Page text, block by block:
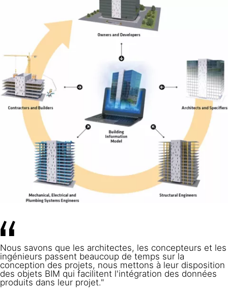
Nous savons que les architectes, les concepteurs et les
ingénieurs passent beaucoup de temps sur la
conception des projets, nous mettons à leur disposition
des objets BIM qui facilitent l'intégration des données
produits dans leur projet."